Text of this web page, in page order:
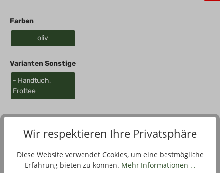
Farben
oliv
Varianten Sonstige
- Handtuch,
Frottee
Frotteehandtuch aus Behördenbeständen (Bundesdwehr,
Bundesgrenzschutz, Bereitschaftspolizei) Sie sind wasch-,
Wir respektieren Ihre Privatsphäre
Diese Website verwendet Cookies, um eine bestmögliche
Erfahrung bieten zu können. Mehr Informationen ...